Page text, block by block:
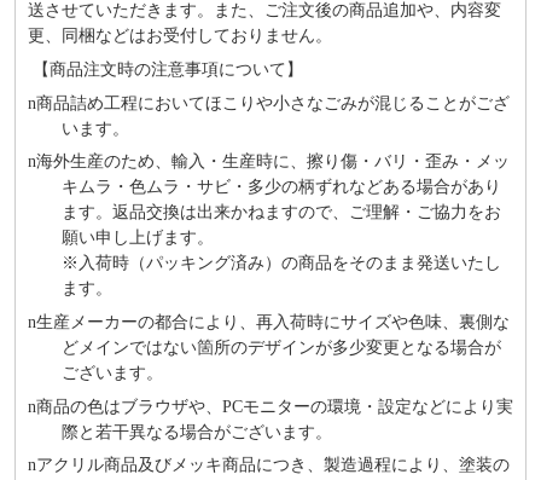
送させていただきます。また、ご注文後の商品追加や、内容変
更、同梱などはお受付しておりません。
【商品注文時の注意事項について】
n商品詰め⼯程においてほこりや⼩さなごみが混じることがござ
います。
n海外⽣産のため、輸⼊・⽣産時に、擦り傷・バリ・歪み・メッ
キムラ・色ムラ・サビ・多少の柄ずれなどある場合があり
ます。返品交換は出来かねますので、ご理解・ご協⼒をお
願い申し上げます。
※⼊荷時（パッキング済み）の商品をそのまま発送いたし
ます。
n⽣産メーカーの都合により、再⼊荷時にサイズや⾊味、裏側な
どメインではない箇所のデザインが多少変更となる場合が
ございます。
n商品の⾊はブラウザや、PCモニターの環境・設定などにより実
際と若⼲異なる場合がございます。
nアクリル商品及びメッキ商品につき、製造過程により、塗装の